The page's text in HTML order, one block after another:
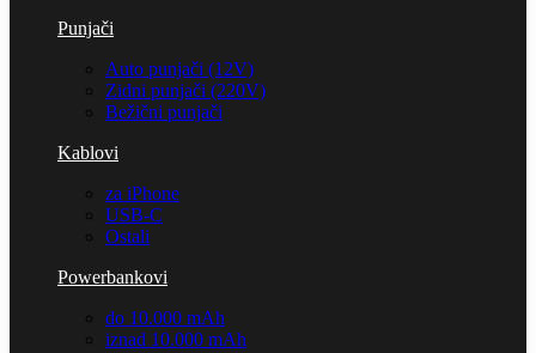
Punjači
Auto punjači (12V)
Zidni punjači (220V)
Bežični punjači
Kablovi
za iPhone
USB-C
Ostali
Powerbankovi
do 10.000 mAh
iznad 10.000 mAh